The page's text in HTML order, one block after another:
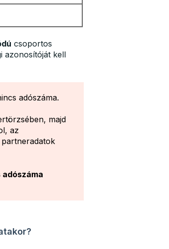
csoportos
azonosítóját kell
adószáma.
majd
az
adószáma